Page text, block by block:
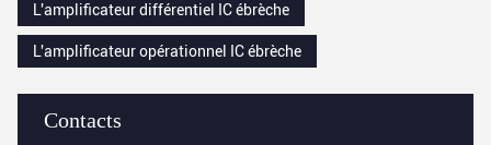
Contacts
L'amplificateur différentiel IC ébrèche
L'amplificateur opérationnel IC ébrèche